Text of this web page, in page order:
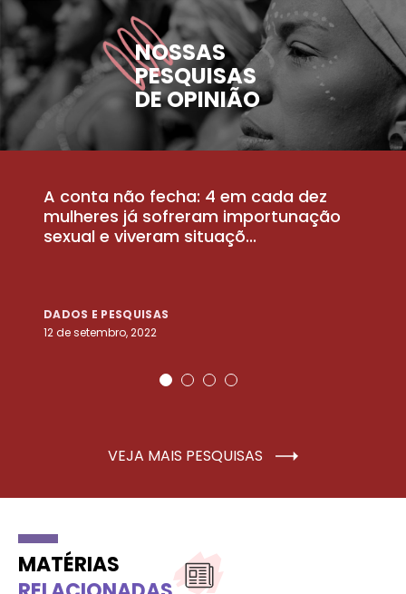
NOSSAS
PESQUISAS
DE OPINIÃO
A conta não fecha: 4 em cada dez
mulheres já sofreram importunação
sexual e viveram situaçõ...
DADOS E PESQUISAS
12 de setembro, 2022
VEJA MAIS PESQUISAS
MATÉRIAS